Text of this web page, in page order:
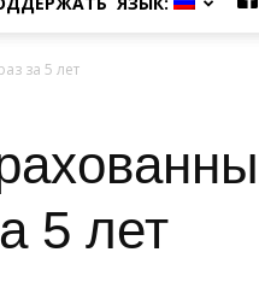
за 5 лет
5 лет